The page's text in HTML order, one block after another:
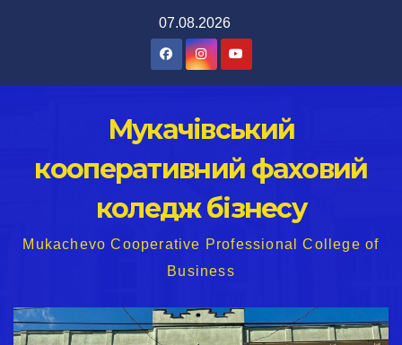
07.08.2026
Мукачівський
кооперативний фаховий
коледж бізнесу
Mukachevo Cooperative Professional College of
Business